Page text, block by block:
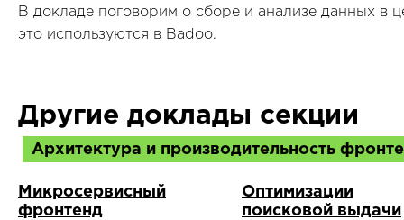
В докладе поговорим о сборе и анализе данных в
это используются в Badoo.
Другие доклады секции
Архитектура и производительность
Микросервисный
фронтенд
Оптимизации
поисковой выдачи